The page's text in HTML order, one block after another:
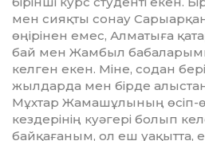
мен сияқты сонау
өңірінен емес, Алматыға
бай мен Жамбыл
келген екен. Міне, содан
жылдарда мен бірде
Мұхтар Жамашұлының өсіп-
кездерінің куәгері болып
байқағаным, ол еш уақытта,